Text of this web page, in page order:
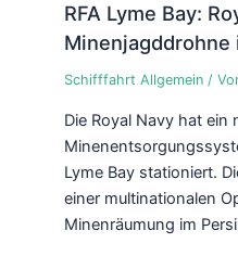
RFA Lyme Bay:
Schifffahrt Allgemein/
Die Royal Navy hat ein
Lyme Bay stationiert.
einer multinationalen
Minenräumung im